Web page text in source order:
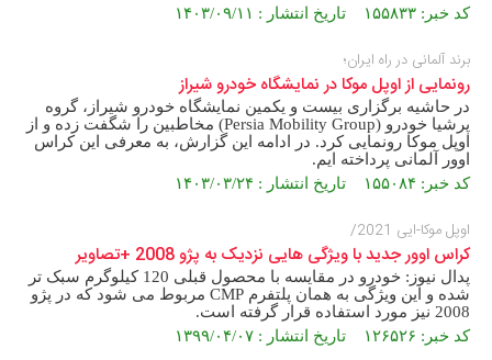
کد خبر: ۱۵۵۸۳۳ تاریخ انتشار : ۱۴۰۳/۰۹/۱۱
برند آلمانی در راه ایران؛
رونمایی از اوپل موکا در نمایشگاه خودرو شیراز
در حاشیه برگزاری بیست و یکمین نمایشگاه خودرو شیراز، گروه
پرشیا خودرو (Persia Mobility Group) مخاطبین را شگفت زده و از
اوپل موکا رونمایی کرد. در ادامه این گزارش، به معرفی این کراس
اوور آلمانی پرداخته ایم.
کد خبر: ۱۵۵۰۸۴ تاریخ انتشار : ۱۴۰۳/۰۳/۲۴
اوپل موکا-ایی 2021/
کراس اوور جدید با ویژگی هایی نزدیک به پژو 2008 +تصاویر
پدال نیوز: خودرو در مقایسه با محصول قبلی 120 کیلوگرم سبک تر
شده و این ویژگی به همان پلتفرم CMP مربوط می شود که در پژو
2008 نیز مورد استفاده قرار گرفته است.
کد خبر: ۱۲۶۵۲۶ تاریخ انتشار : ۱۳۹۹/۰۴/۰۷